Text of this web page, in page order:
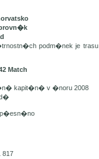
podm�nek je
Match
kapit�n� v �noru 2008
817